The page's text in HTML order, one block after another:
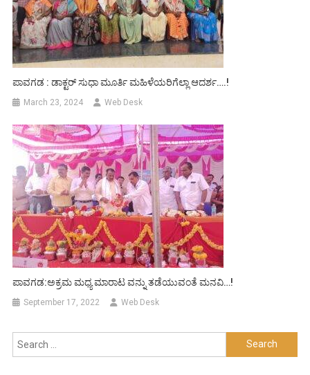
ಪಾವಗಡ : ಡಾಕ್ಟರ್ ಸುಧಾ ಮೂರ್ತಿ ಮಹಿಳೆಯರಿಗೆಲ್ಲಾ ಆದರ್ಶ….!
March 23, 2024 Web Desk
ಪಾವಗಡ:ಅಕ್ರಮ ಮಧ್ಯ ಮಾರಾಟ ವನ್ನು ತಡೆಯುವಂತೆ ಮನವಿ…!
September 17, 2022 Web Desk
Search
for: